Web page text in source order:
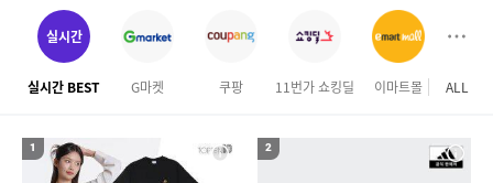
12 중고김치냉장고 여자라인 댄스복
15 링티 가루
17 올록담 올리브3 1500mg 24포 2개 18 맘스터치
수향미쌀10kg
ALL
실시간
실시간 BEST G마켓 쿠팡 11번가 쇼킹딜 이마트몰
1 2